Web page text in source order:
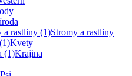
Stromy a rastliny
Kvety
Krajina